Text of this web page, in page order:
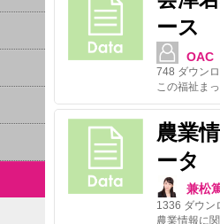
ース
OAC
748 ダウン
農業
ータ
兼松
1336 ダウン